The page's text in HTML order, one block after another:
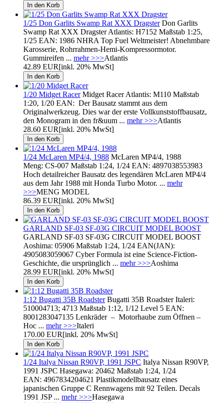
1/25 Don Garlits Swamp Rat XXX DragsterDon Garlits
Swamp Rat XXX Dragster Atlantis: H7152 Maßstab 1:25,
1/25 EAN: 1986 NHRA Top Fuel Weltmeister! Abnehmbare
Karosserie, Rohrrahmen-Hemi-Kompressormotor.
Gummireifen ... mehr >>>Atlantis
42.89 EUR[inkl. 20% MwSt]
1/20 Midget RacerMidget Racer Atlantis: M110 Maßstab
1:20, 1/20 EAN: Der Bausatz stammt aus dem
Originalwerkzeug. Dies war der erste Vollkunststoffbausatz,
den Monogram in den fr&uum ... mehr >>>Atlantis
28.60 EUR[inkl. 20% MwSt]
1/24 McLaren MP4/4, 1988 McLaren MP4/4, 1988
Meng: CS-007 Maßstab 1:24, 1/24 EAN: 4897038553983
Hoch detailreicher Bausatz des legendären McLaren MP4/4
aus dem Jahr 1988 mit Honda Turbo Motor. ... mehr
>>>MENG MODEL
86.39 EUR[inkl. 20% MwSt]
GARLAND SF-03 SF-03G CIRCUIT MODEL BOOST
GARLAND SF-03 SF-03G CIRCUIT MODEL BOOST
Aoshima: 05906 Maßstab 1:24, 1/24 EAN(JAN):
4905083059067 Cyber ​​Formula ist eine Science-Fiction-
Geschichte, die ursprünglich ... mehr >>>Aoshima
28.99 EUR[inkl. 20% MwSt]
1:12 Bugatti 35B RoadsterBugatti 35B Roadster Italeri:
510004713; 4713 Maßstab 1:12, 1/12 Level 5 EAN:
8001283047135 Lenkräder – Motorhaube zum Öffnen –
Hoc ... mehr >>>Italeri
170.00 EUR[inkl. 20% MwSt]
1/24 Italya Nissan R90VP, 1991 JSPC Italya Nissan R90VP,
1991 JSPC Hasegawa: 20462 Maßstab 1:24, 1/24
EAN: 4967834204621 Plastikmodellbausatz eines
japanischen Gruppe C Rennwagens mit 92 Teilen. Decals
1991 JSP ... mehr >>>Hasegawa